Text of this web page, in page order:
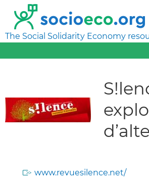
The Social Solidarity Economy
www.revuesilence.net/